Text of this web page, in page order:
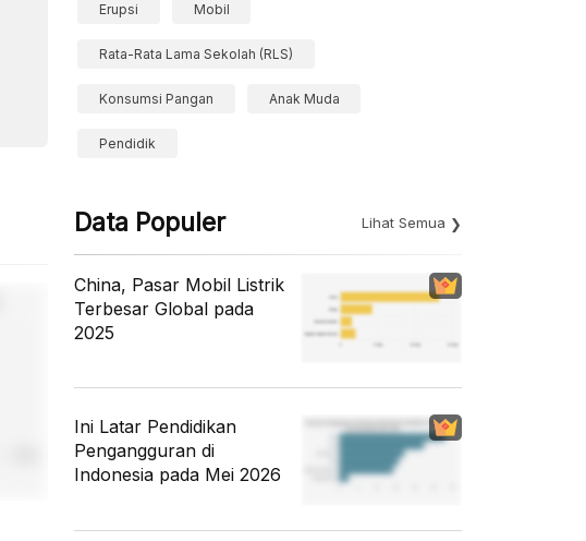
Erupsi Mobil
Rata-Rata Lama Sekolah (RLS)
Konsumsi Pangan Anak Muda
Pendidik
Data Populer Lihat Semua
China, Pasar Mobil Listrik
Terbesar Global pada
2025
Ini Latar Pendidikan
Pengangguran di
Indonesia pada Mei 2026